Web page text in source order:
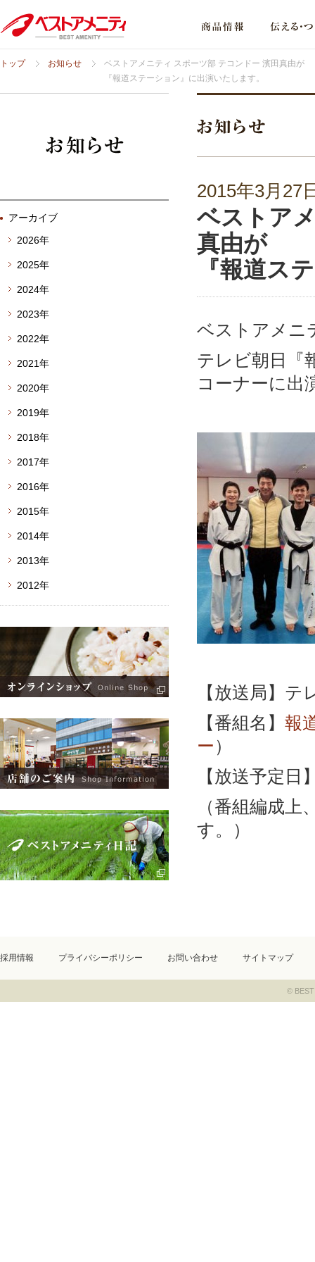
トップ お知らせ
ベストアメニティ スポーツ部 テコンドー 濱田真由が
『報道ステーション』に出演いたします。
2015年3月27
ベストア
真由が
『報道ス
ベストアメニ
テレビ朝日『
コーナーに出
【放送局】テ
【番組名】 報
ー ）
【放送予定
（番組編成
す。）
アーカイブ
2026年
2025年
2024年
2023年
2022年
2021年
2020年
2019年
2018年
2017年
2016年
2015年
2014年
2013年
2012年
採用情報 プライバシーポリシー お問い合わせ サイトマップ
© BEST